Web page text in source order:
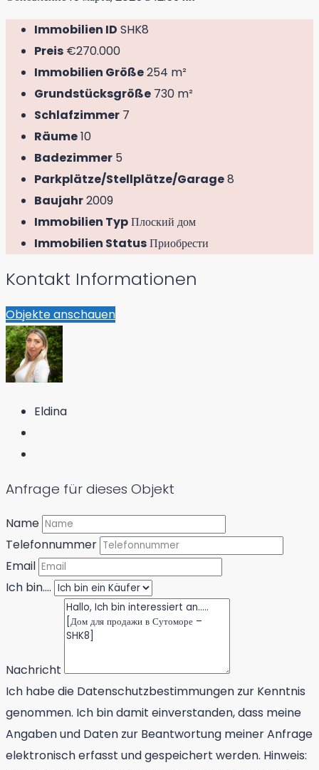
Immobilien ID SHK8
Preis €270.000
Immobilien Größe254 m²
Grundstücksgröße 730 m²
Schlafzimmer 7
Räume10
Badezimmer 5
Parkplätze/Stellplätze/Garage8
Baujahr2009
Immobilien TypПлоский дом
Immobilien StatusПриобрести
Kontakt Informationen
Objekte anschauen
Eldina
Anfrage für dieses Objekt
Name
Telefonnummer
Email
Ich bin....
Nachricht
Ich habe die Datenschutzbestimmungen zur Kenntnis
genommen. Ich bin damit einverstanden, dass meine
Angaben und Daten zur Beantwortung meiner Anfrage
elektronisch erfasst und gespeichert werden. Hinweis: